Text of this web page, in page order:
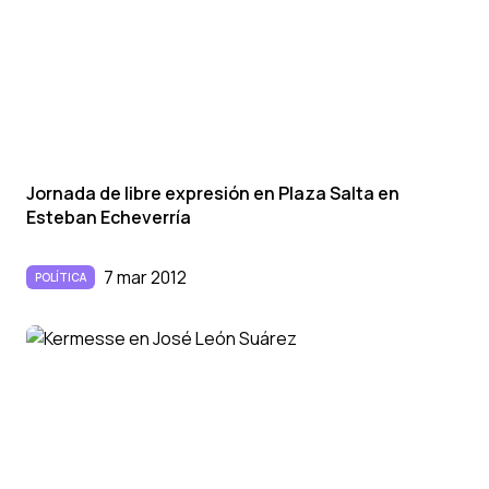
Jornada de libre expresión en Plaza Salta en
Esteban Echeverrí­a
POLÍTICA 7 mar 2012